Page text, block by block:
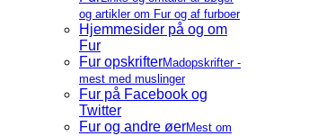
og artikler om Fur og af furboer
Hjemmesider på og om
Fur
Fur opskrifterMadopskrifter -
mest med muslinger
Fur på Facebook og
Twitter
Fur og andre øerMest om